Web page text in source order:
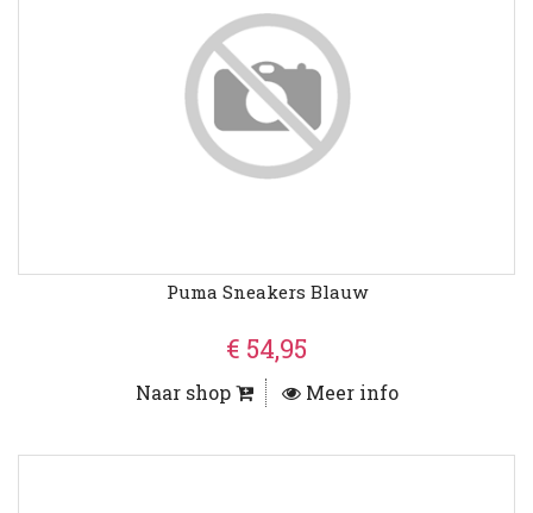
Puma Sneakers Blauw
€ 54,95
Naar shop Meer info